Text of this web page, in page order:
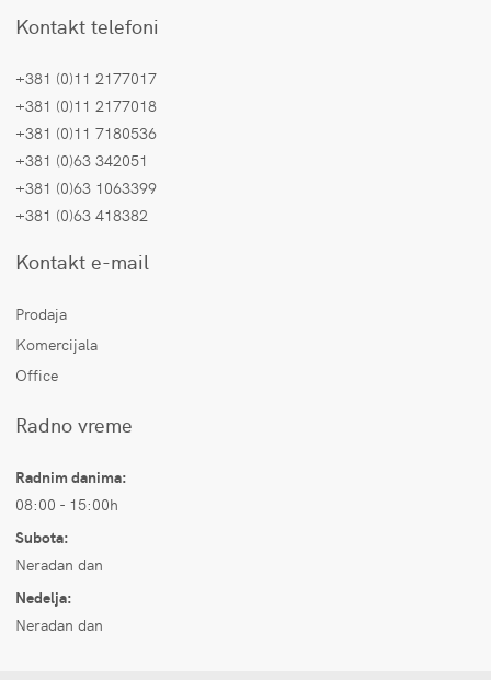
Kontakt telefoni
+381 (0)11 2177017
+381 (0)11 2177018
+381 (0)11 7180536
+381 (0)63 342051
+381 (0)63 1063399
+381 (0)63 418382
Kontakt e-mail
Prodaja
Komercijala
Office
Radno vreme
Radnim danima:
08:00 - 15:00h
Subota:
Neradan dan
Nedelja:
Neradan dan